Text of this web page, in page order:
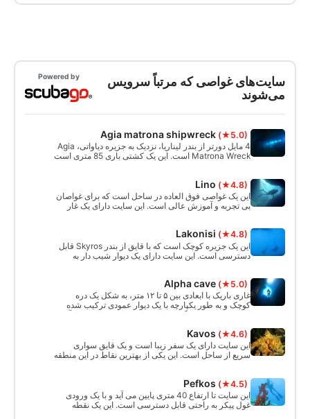
می‌توانید گام بعدی را در ماجراجویی غواصی خود بردارید.
سایت‌های غواصی که مرتباً سرویس
می‌شوند
Powered by
Agia matrona shipwreck (★5.0)
4 مایل دورتر از بندر لیناریا، نزدیک به جزیره دیاواتی، Agia
Matrona Wreck است. این یک کشتی باری 85 متری است
Lino (★4.8)
این یک غواصی فوق العاده در ساحل است که برای غواصان
بی تجربه و آموزش عالی است. این سایت دارای یک غار
Lakonisi (★4.8)
این یک جزیره کوچک است که با قایق از بندر Skyros قابل
دسترسی است. این سایت دارای یک دیوار شیب دار به
شود.
Alpha cave (★5.0)
غاری باریک با ابعادی بین ۵ تا ۱۲ متر، به شکل یک دره
کوچک و به طور یکپارچه با یک دیوار عمودی ترکیب شده
است. دیوارهای سنگی به طور طبیعی از دو طرف بالا آمده
منظره بیرون خیره کننده است!
Kavos (★4.6)
این سایت دارای یک سفر زیبا است و یک قایق سواری
سریع از ساحل است. این یکی از بهترین نقاط در این منطقه
Pefkos (★4.5)
این سایت تا ارتفاع 40 متری پایین می آید و با یک ورودی
غول پیکر به راحتی قابل دسترسی است. این یک نقطه